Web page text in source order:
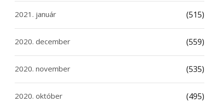
2021. január (515)
2020. december (559)
2020. november (535)
2020. október (495)